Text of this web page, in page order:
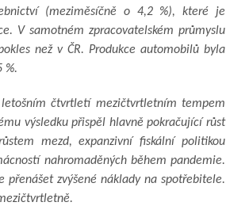
(meziměsíčně o 4,2 %), které je
V samotném zpracovatelském průmyslu
než v ČR. Produkce automobilů byla
%.
čtvrtletí mezičtvrtletním tempem
výsledku přispěl hlavně pokračující růst
mezd, expanzivní fiskální politikou
nahromaděných během pandemie.
zvýšené náklady na spotřebitele.